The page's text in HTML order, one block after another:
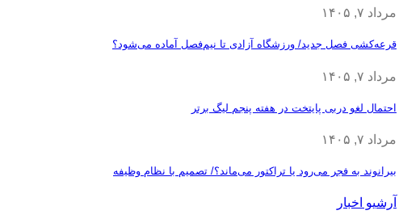
مرداد ۷, ۱۴۰۵
قرعه‎‌کشی فصل جدید/ ورزشگاه آزادی تا نیم‌فصل آماده می‌شود؟
مرداد ۷, ۱۴۰۵
احتمال لغو دربی پایتخت در هفته پنجم لیگ برتر
مرداد ۷, ۱۴۰۵
بیرانوند به فجر می‌رود یا تراکتور می‌ماند؟/ تصمیم با نظام وظیفه
آرشیو اخبار